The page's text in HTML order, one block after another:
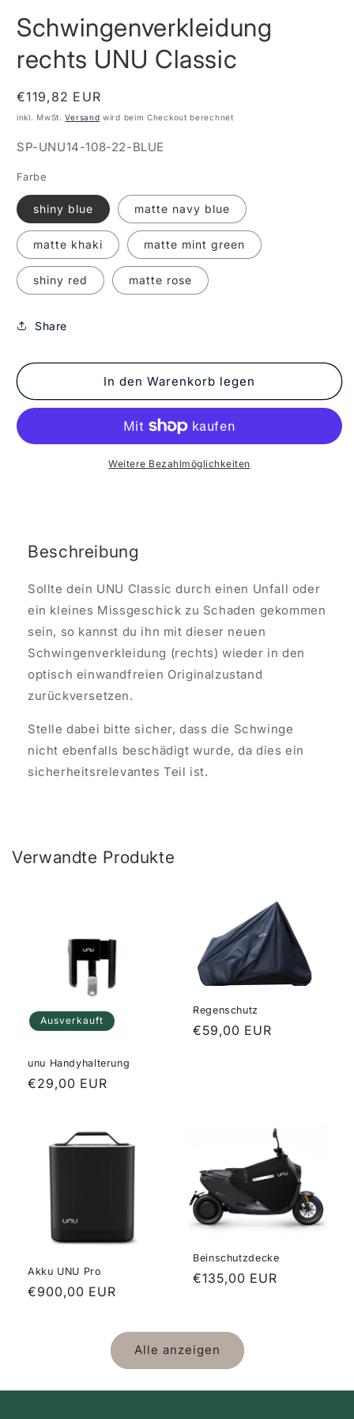
in
Modal
Schwingenverkleidung
rechts UNU Classic
Normaler
Preis
€119,82 EUR
inkl. MwSt.Versand wird beim Checkout berechnet
SKU:
SP-UNU14-108-22-BLUE
Farbe
shiny blue matte navy blue
matte khaki matte mint green
shiny red matte rose
Share
In den Warenkorb legen
Weitere Bezahlmöglichkeiten
Beschreibung
Sollte dein UNU Classic durch einen Unfall oder
ein kleines Missgeschick zu Schaden gekommen
sein, so kannst du ihn mit dieser neuen
Schwingenverkleidung (rechts) wieder in den
optisch einwandfreien Originalzustand
zurückversetzen.
Stelle dabei bitte sicher, dass die Schwinge
nicht ebenfalls beschädigt wurde, da dies ein
sicherheitsrelevantes Teil ist.
Verwandte Produkte
Ausverkauft
unu Handyhalterung
Normaler
€29,00 EUR
Regenschutz
Normaler
€59,00 EUR
Akku UNU Pro
Normaler
€900,00 EUR
Beinschutzdecke
Normaler
€135,00 EUR
Alle anzeigen